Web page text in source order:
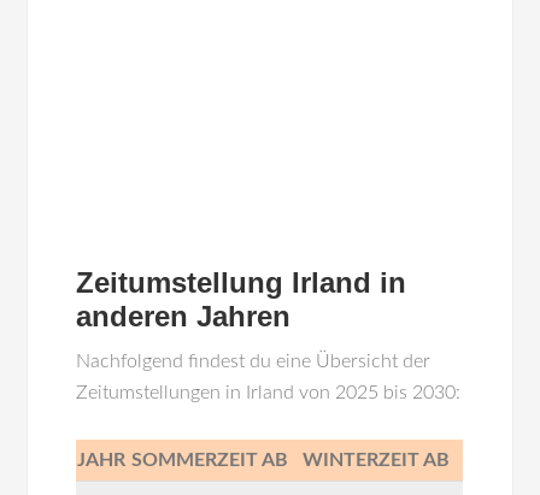
Zeitumstellung Irland in
anderen Jahren
Nachfolgend findest du eine Übersicht der
Zeitumstellungen in Irland von 2025 bis 2030:
JAHR SOMMERZEIT AB WINTERZEIT AB